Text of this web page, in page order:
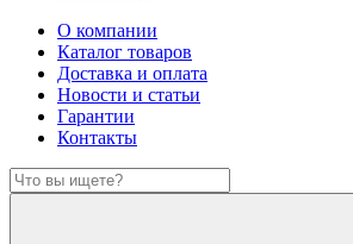
О компании
Каталог товаров
Доставка и оплата
Новости и статьи
Гарантии
Контакты